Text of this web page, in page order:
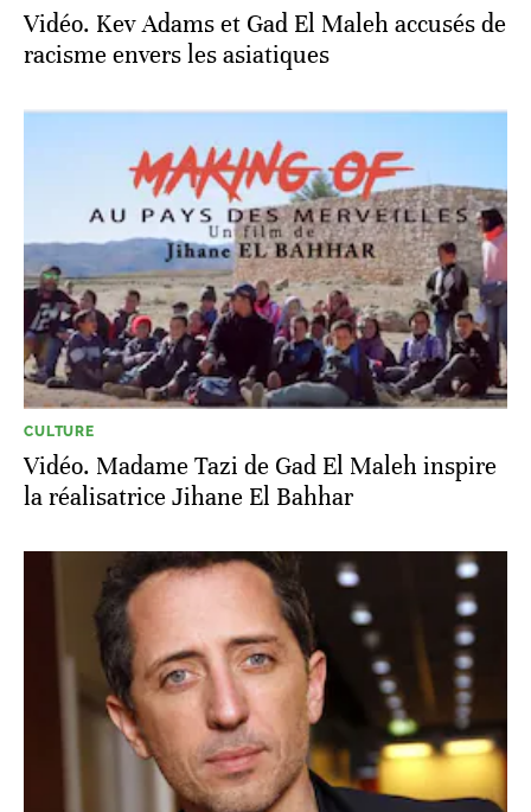
Vidéo. Kev Adams et Gad El Maleh accusés de
racisme envers les asiatiques
CULTURE
Vidéo. Madame Tazi de Gad El Maleh inspire
la réalisatrice Jihane El Bahhar